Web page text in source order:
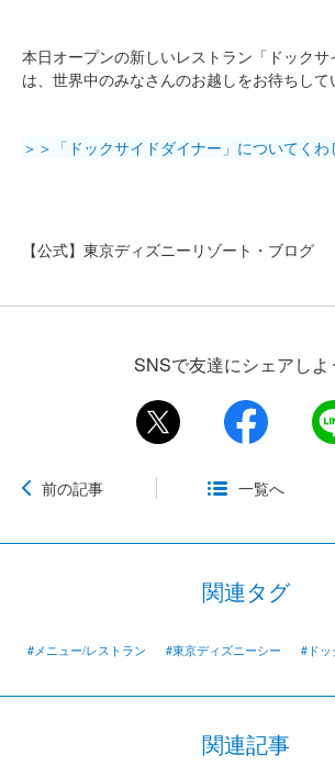
本日オープンの新しいレストラン「ドック
は、世界中のみなさんのお越しをお待ちして
＞＞「ドックサイドダイナー」についてくわ
【公式】東京ディズニーリゾート・ブログ
SNSで友達にシェアし
前の記事 一覧へ
関連タグ
#メニュー/レストラン #東京ディズニーシー #ドッ
関連記事